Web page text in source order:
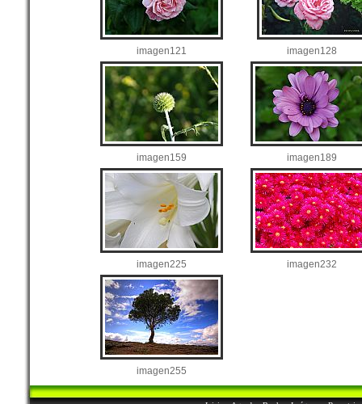
imagen121 imagen128
imagen159 imagen189
imagen225 imagen232
imagen255